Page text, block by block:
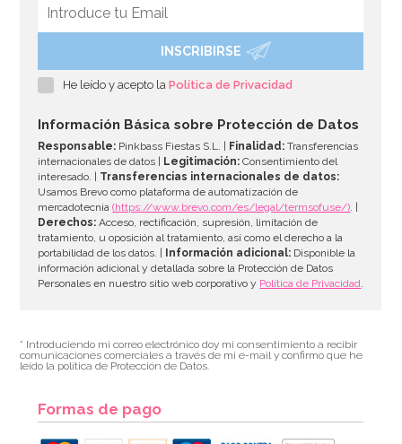
Set de 4 Moldes de silicona Huevo
AÑADIR
INSCRIBIRSE
He leído y acepto laPolítica de Privacidad
Información Básica sobre Protección de Datos
Responsable: Pinkbass Fiestas S.L. | Finalidad: Transferencias
internacionales de datos |
Legitimación: Consentimiento del
interesado. | Transferencias internacionales de datos:
Usamos Brevo como plataforma de automatización de
mercadotecnia(https://www.brevo.com/es/legal/termsofuse/). |
Derechos: Acceso, rectificación, supresión, limitación de
tratamiento, u oposición al tratamiento, así como el derecho a la
portabilidad de los datos. |
Información adicional: Disponible la
información adicional y detallada sobre la Protección de Datos
Personales en nuestro sitio web corporativo y Política de Privacidad.
* Introduciendo mi correo electrónico doy mi consentimiento a recibir
comunicaciones comerciales a través de mi e-mail y confirmo que he
leído la política de Protección de Datos.
Formas de pago